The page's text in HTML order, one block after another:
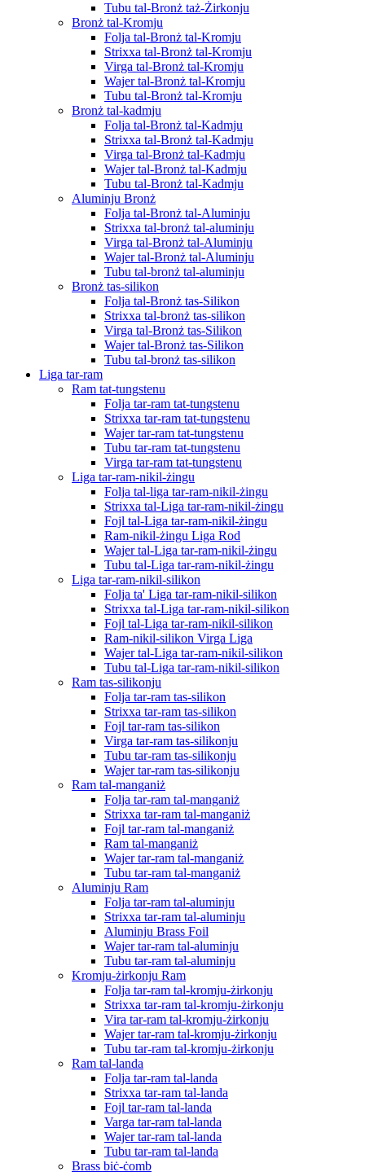
Tubu tal-Bronż taż-Żirkonju
Bronż tal-Kromju
Folja tal-Bronż tal-Kromju
Strixxa tal-Bronż tal-Kromju
Virga tal-Bronż tal-Kromju
Wajer tal-Bronż tal-Kromju
Tubu tal-Bronż tal-Kromju
Bronż tal-kadmju
Folja tal-Bronż tal-Kadmju
Strixxa tal-Bronż tal-Kadmju
Virga tal-Bronż tal-Kadmju
Wajer tal-Bronż tal-Kadmju
Tubu tal-Bronż tal-Kadmju
Aluminju Bronż
Folja tal-Bronż tal-Aluminju
Strixxa tal-bronż tal-aluminju
Virga tal-Bronż tal-Aluminju
Wajer tal-Bronż tal-Aluminju
Tubu tal-bronż tal-aluminju
Bronż tas-silikon
Folja tal-Bronż tas-Silikon
Strixxa tal-bronż tas-silikon
Virga tal-Bronż tas-Silikon
Wajer tal-Bronż tas-Silikon
Tubu tal-bronż tas-silikon
Liga tar-ram
Ram tat-tungstenu
Folja tar-ram tat-tungstenu
Strixxa tar-ram tat-tungstenu
Wajer tar-ram tat-tungstenu
Tubu tar-ram tat-tungstenu
Virga tar-ram tat-tungstenu
Liga tar-ram-nikil-żingu
Folja tal-liga tar-ram-nikil-żingu
Strixxa tal-Liga tar-ram-nikil-żingu
Fojl tal-Liga tar-ram-nikil-żingu
Ram-nikil-żingu Liga Rod
Wajer tal-Liga tar-ram-nikil-żingu
Tubu tal-Liga tar-ram-nikil-żingu
Liga tar-ram-nikil-silikon
Folja ta' Liga tar-ram-nikil-silikon
Strixxa tal-Liga tar-ram-nikil-silikon
Fojl tal-Liga tar-ram-nikil-silikon
Ram-nikil-silikon Virga Liga
Wajer tal-Liga tar-ram-nikil-silikon
Tubu tal-Liga tar-ram-nikil-silikon
Ram tas-silikonju
Folja tar-ram tas-silikon
Strixxa tar-ram tas-silikon
Fojl tar-ram tas-silikon
Virga tar-ram tas-silikonju
Tubu tar-ram tas-silikonju
Wajer tar-ram tas-silikonju
Ram tal-manganiż
Folja tar-ram tal-manganiż
Strixxa tar-ram tal-manganiż
Fojl tar-ram tal-manganiż
Ram tal-manganiż
Wajer tar-ram tal-manganiż
Tubu tar-ram tal-manganiż
Aluminju Ram
Folja tar-ram tal-aluminju
Strixxa tar-ram tal-aluminju
Aluminju Brass Foil
Wajer tar-ram tal-aluminju
Tubu tar-ram tal-aluminju
Kromju-żirkonju Ram
Folja tar-ram tal-kromju-żirkonju
Strixxa tar-ram tal-kromju-żirkonju
Vira tar-ram tal-kromju-żirkonju
Wajer tar-ram tal-kromju-żirkonju
Tubu tar-ram tal-kromju-żirkonju
Ram tal-landa
Folja tar-ram tal-landa
Strixxa tar-ram tal-landa
Fojl tar-ram tal-landa
Varga tar-ram tal-landa
Wajer tar-ram tal-landa
Tubu tar-ram tal-landa
Brass biċ-ċomb